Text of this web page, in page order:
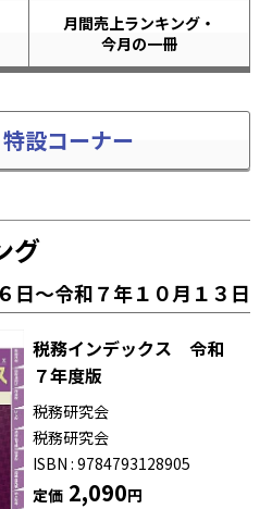
月間売上ランキング・
今月の一冊
特設コーナー
グ
日～令和７年１０月１３日
税務インデックス 令和
７年度版
税務研究会
税務研究会
ISBN : 9784793128905
定価2,090円